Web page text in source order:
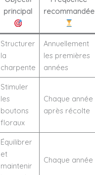
principal
recommandée
Structurer
la
charpente
Annuellement
les premières
années
Stimuler
les
boutons
floraux
Chaque année
après récolte
Équilibrer
et
maintenir
Chaque année